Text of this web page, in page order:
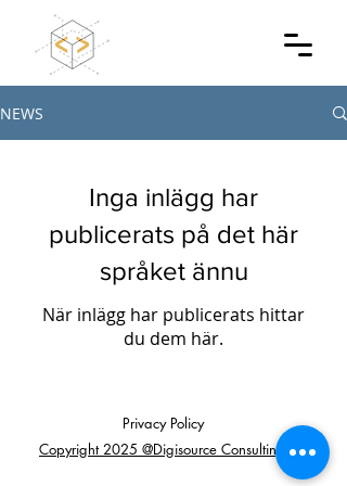
NEWS
Inga inlägg har
publicerats på det här
språket ännu
När inlägg har publicerats hittar
du dem här.
Privacy Policy
Copyright 2025 @Digisource Consulting AB